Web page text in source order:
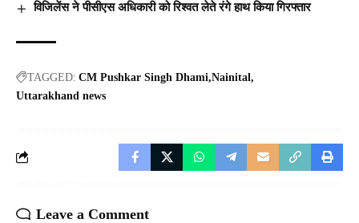
विजिलेंस ने पीसीएस अधिकारी को रिश्वत लेते रंगे हाथ किया गिरफ्तार
TAGGED: CM Pushkar Singh Dhami Nainital
Uttarakhand news
Leave a Comment